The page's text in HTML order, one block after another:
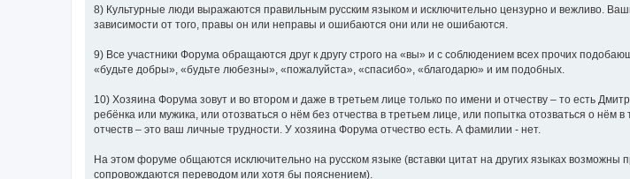
8) Культурные люди выражаются правильным русским языком и исключительно цензурно и вежливо.
зависимости от того, правы он или неправы и ошибаются они или не ошибаются.
9) Все участники Форума обращаются друг к другу строго на «вы» и с соблюдением всех прочих
«будьте добры», «будьте любезны», «пожалуйста», «спасибо», «благодарю» и им подобных.
10) Хозяина Форума зовут и во втором и даже в третьем лице только по имени и отчеству – то есть
ребёнка или мужика, или отозваться о нём без отчества в третьем лице, или попытка отозваться о
отчеств – это ваш личные трудности. У хозяина Форума отчество есть. А фамилии - нет.
На этом форуме общаются исключительно на русском языке (вставки цитат на других языках
сопровождаются переводом или хотя бы пояснением).